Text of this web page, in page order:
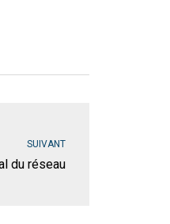
SUIVANT
du réseau